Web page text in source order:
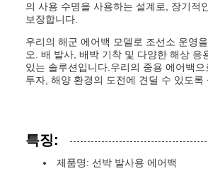
의 사용 수명을 사용하는 설계로, 장기적
보장합니다.
우리의 해군 에어백 모델로 조선소 운영
오. 배 발사, 배박 기착 및 다양한 해상 응
있는 솔루션입니다.우리의 중용 에어백
투자, 해양 환경의 도전에 견딜 수 있도록
특징:
제품명: 선박 발사용 에어백